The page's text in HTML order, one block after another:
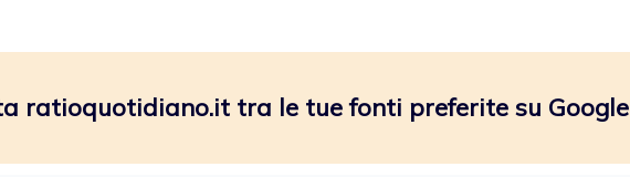
ratioquotidiano.it tra le tue fonti preferite su Google